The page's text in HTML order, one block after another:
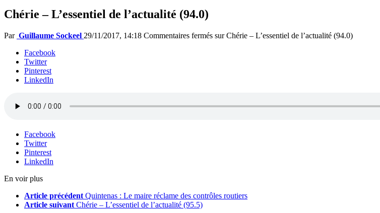
Chérie – L’essentiel de l’actualité (94.0)
Par Guillaume Sockeel 29/11/2017, 14:18 Commentaires fermés sur Chérie – L’essentiel de l’actualité (94.0)
Facebook
Twitter
Pinterest
LinkedIn
Facebook
Twitter
Pinterest
LinkedIn
En voir plus
Article précédent Quintenas : Le maire réclame des contrôles routiers
Article suivant Chérie – L’essentiel de l’actualité (95.5)